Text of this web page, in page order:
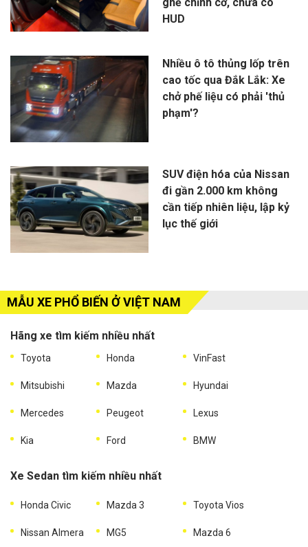
HUD
Nhiều ô tô thủng lốp trên
cao tốc qua Đắk Lắk: Xe
chở phế liệu có phải 'thủ
phạm'?
SUV điện hóa của Nissan
đi gần 2.000 km không
cần tiếp nhiên liệu, lập kỷ
lục thế giới
MẪU XE PHỔ BIẾN Ở VIỆT NAM
Hãng xe tìm kiếm nhiều nhất
Toyota Honda VinFast
Mitsubishi Mazda Hyundai
Mercedes Peugeot Lexus
Kia Ford BMW
Xe Sedan tìm kiếm nhiều nhất
Honda Civic Mazda 3 Toyota Vios
Nissan Almera MG5 Mazda 6